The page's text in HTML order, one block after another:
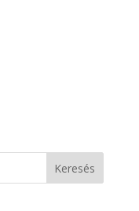
Keresés